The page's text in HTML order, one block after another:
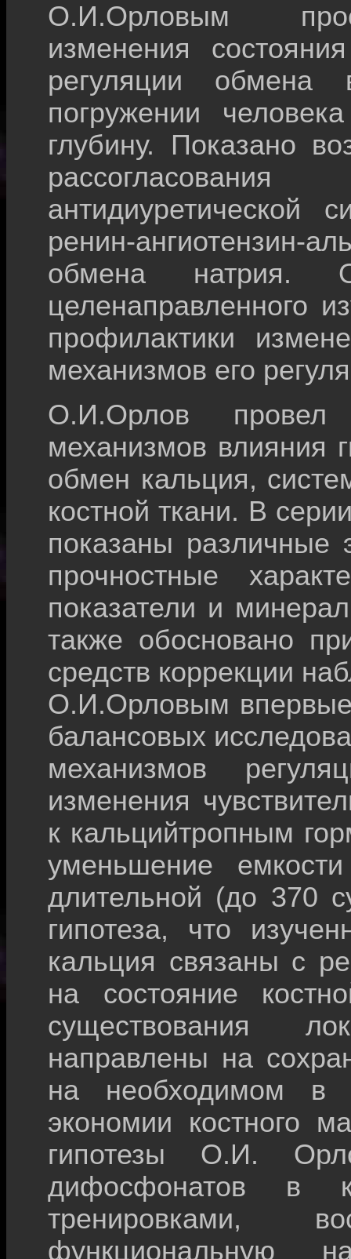
О.И.Орловым
изменения
регуляции обмена
погружении
глубину. Показано
антидиуретической
ренин-
обмена натрия.
целенаправленного
профилактики
механизмов его
О.И.Орлов провел
механизмов влияния
обмен кальция,
костной ткани. В
показаны
прочностные
показатели и
также обосновано
средств коррекции
О.И.Орловым впервые
балансовых
механизмов
изменения
к кальцийтропным
уменьшение
длительной (до 370
гипотеза, что
кальция связаны с
на состояние
существования
направлены на
на необходимом в
экономии костного
гипотезы О.И.
дифосфонатов в
тренировками,
функциональную